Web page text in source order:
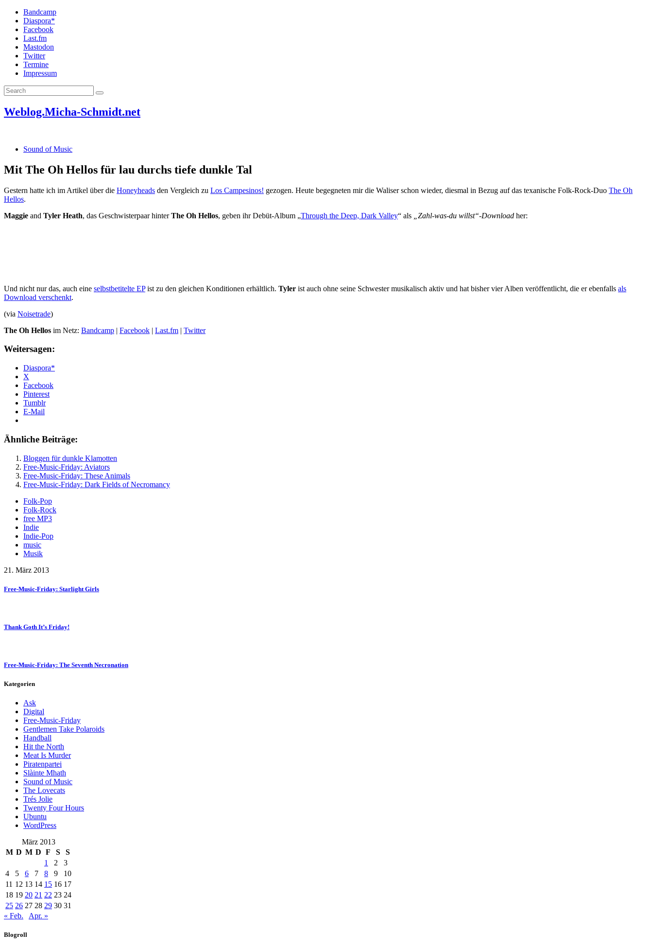
Bandcamp
Diaspora*
Facebook
Last.fm
Mastodon
Twitter
Termine
Impressum
Weblog.Micha-Schmidt.net
Sound of Music
Mit The Oh Hellos für lau durchs tiefe dunkle Tal
Gestern hatte ich im Artikel über die Honeyheads den Vergleich zu Los Campesinos! gezogen. Heute begegneten mir die Waliser schon wieder, diesmal in Bezug auf das texanische Folk-Rock-Duo The Oh
Hellos.
Maggie and Tyler Heath, das Geschwisterpaar hinterThe Oh Hellos, geben ihr Debüt-Album „Through the Deep, Dark Valley“ als „Zahl-was-du willst“-Download her:
Und nicht nur das, auch eine selbstbetitelte EPist zu den gleichen Konditionen erhältlich. Tyler ist auch ohne seine Schwester musikalisch aktiv und hat bisher vier Alben veröffentlicht, die er ebenfalls als
Download verschenkt.
(via Noisetrade)
The Oh Hellos im Netz: Bandcamp | Facebook | Last.fm | Twitter
Weitersagen:
Diaspora*
X
Facebook
Pinterest
Tumblr
E-Mail
Ähnliche Beiträge:
Bloggen für dunkle Klamotten
Free-Music-Friday: Aviators
Free-Music-Friday: These Animals
Free-Music-Friday: Dark Fields of Necromancy
Folk-Pop
Folk-Rock
free MP3
Indie
Indie-Pop
music
Musik
21. März 2013
Free-Music-Friday: Starlight Girls
Thank Goth It’s Friday!
Free-Music-Friday: The Seventh Necronation
Kategorien
Ask
Digital
Free-Music-Friday
Gentlemen Take Polaroids
Handball
Hit the North
Meat Is Murder
Piratenpartei
Slàinte Mhath
Sound of Music
The Lovecats
Trés Jolie
Twenty Four Hours
Ubuntu
WordPress
März 2013
M D M D F S
S
1
2
3
4
5 6 7 8 9
10
11 12 13 14 15 16 17
18 19 20 21 22 23 24
25 26 27 28 29 30 31
« Feb.
Apr. »
Blogroll